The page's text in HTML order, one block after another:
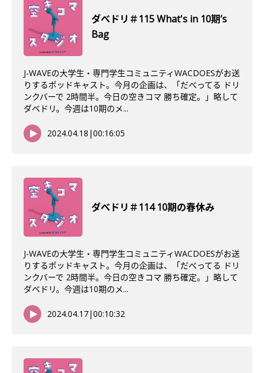
ダべドリ＃115 What's in 10期’s
Bag
J-WAVEの大学生・専門学生コミュニティWACDOESがお送
りするポッドキャスト。今月の企画は、「だべってる ドリ
ンクバーで 2時間半。今日の空きコマ 勝ち確定。」略して
ダベドリ。今週は10期のメ...
2024.04.18 |00:16:05
ダべドリ＃114 10期の春休み
J-WAVEの大学生・専門学生コミュニティWACDOESがお送
りするポッドキャスト。今月の企画は、「だべってる ドリ
ンクバーで 2時間半。今日の空きコマ 勝ち確定。」略して
ダベドリ。今週は10期のメ...
2024.04.17|00:10:32